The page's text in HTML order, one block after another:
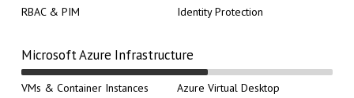
RBAC & PIM
Identity Protection
Microsoft Azure Infrastructure
VMs & Container Instances
Azure Virtual Desktop